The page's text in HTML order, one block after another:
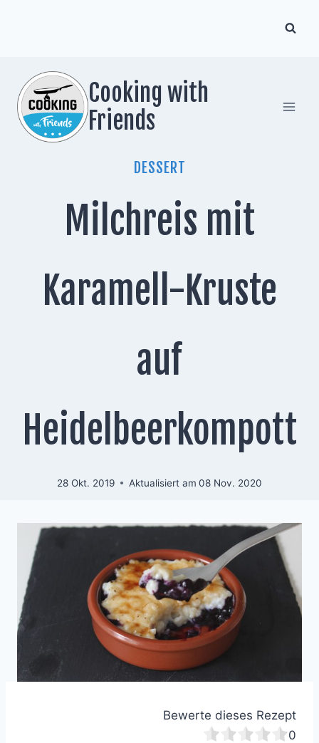
Cooking with
Friends
DESSERT
Milchreis mit
Karamell-Kruste
auf
Heidelbeerkompott
28 Okt. 2019 Aktualisiert am 08 Nov. 2020
Bewerte dieses Rezept
0